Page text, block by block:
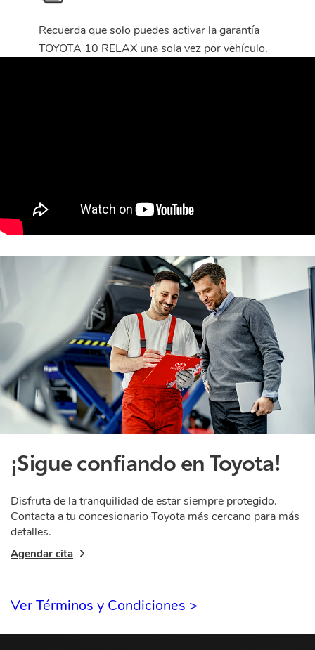
Recuerda que solo puedes activar la garantía
TOYOTA 10 RELAX una sola vez por vehículo.
¡Sigue confiando en Toyota!
Disfruta de la tranquilidad de estar siempre protegido.
Contacta a tu concesionario Toyota más cercano para más
detalles.
Agendar cita
Ver Términos y Condiciones >